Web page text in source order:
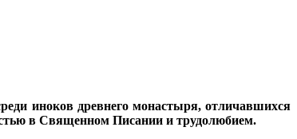
ино­ков древ­не­го мо­на­сты­ря, от­ли­чав­ших­ся
в Свя­щен­ном Пи­са­нии и тру­до­лю­би­ем.